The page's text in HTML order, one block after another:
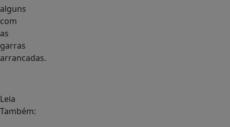
alguns
com
as
garras
arrancadas.
Leia
Também: